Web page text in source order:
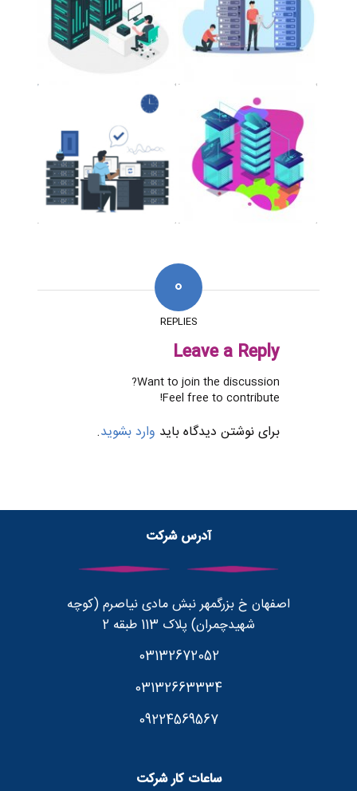
0
REPLIES
Leave a Reply
Want to join the discussion?
Feel free to contribute!
برای نوشتن دیدگاه باید وارد بشوید.
آدرس شرکت
اصفهان خ بزرگمهر نبش مادی نیاصرم (کوچه
شهیدچمران) پلاک 113 طبقه 2
03132672052
03132663334
09224569567
ساعات کار شرکت